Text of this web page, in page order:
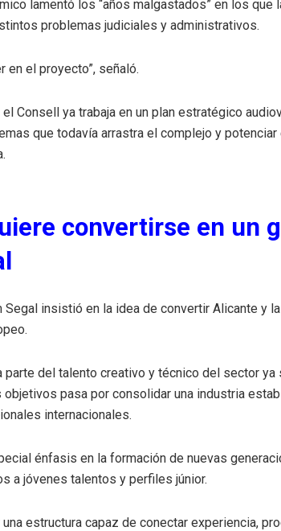
lamentó los “años malgastados” en los
problemas judiciales y administrativos.
en el proyecto”, señaló.
Consell ya trabaja en un plan estratégico
que todavía arrastra el complejo y
convertirse en un
Segal insistió en la idea de convertir Alicante y
parte del talento creativo y técnico del sector
pasa por consolidar una industria
internacionales.
énfasis en la formación de nuevas
a jóvenes talentos y perfiles júnior.
estructura capaz de conectar experiencia,